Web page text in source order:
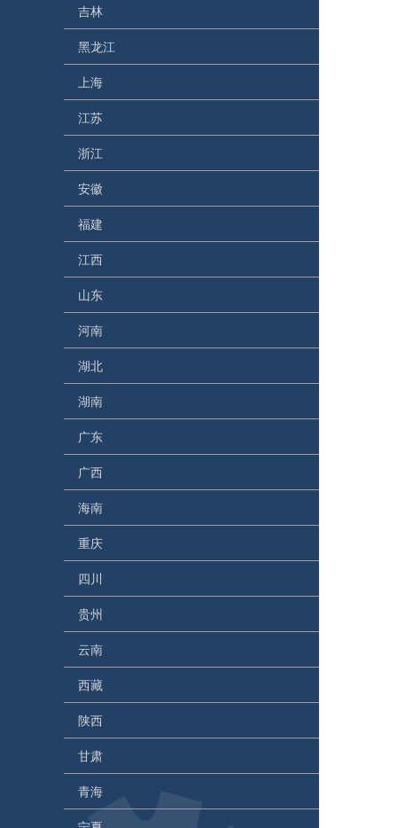
吉林
黑龙江
上海
江苏
浙江
安徽
福建
江西
山东
河南
湖北
湖南
广东
广西
海南
重庆
四川
贵州
云南
西藏
陕西
甘肃
青海